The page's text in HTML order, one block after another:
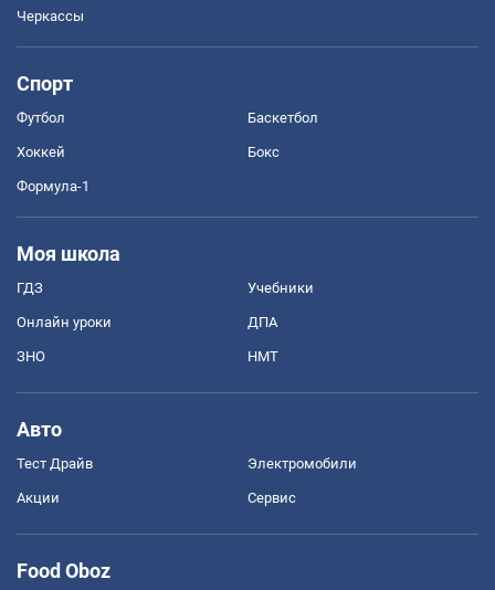
Черкассы
Спорт
Футбол Баскетбол
Хоккей Бокс
Формула-1
Моя школа
ГДЗ Учебники
Онлайн уроки ДПА
ЗНО НМТ
Авто
Тест Драйв Электромобили
Акции Сервис
Food Oboz